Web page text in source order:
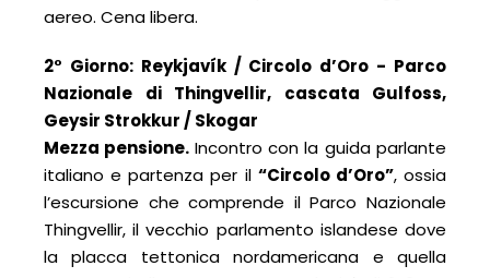
aereo. Cena libera.
2° Giorno: Reykjavík / Circolo d’Oro - Parco
Nazionale di Thingvellir, cascata Gulfoss,
Geysir Strokkur / Skogar
Mezza pensione. Incontro con la guida parlante
italiano e partenza per il “Circolo d’Oro”, ossia
l’escursione che comprende il Parco Nazionale
Thingvellir, il vecchio parlamento islandese dove
la placca tettonica nordamericana e quella